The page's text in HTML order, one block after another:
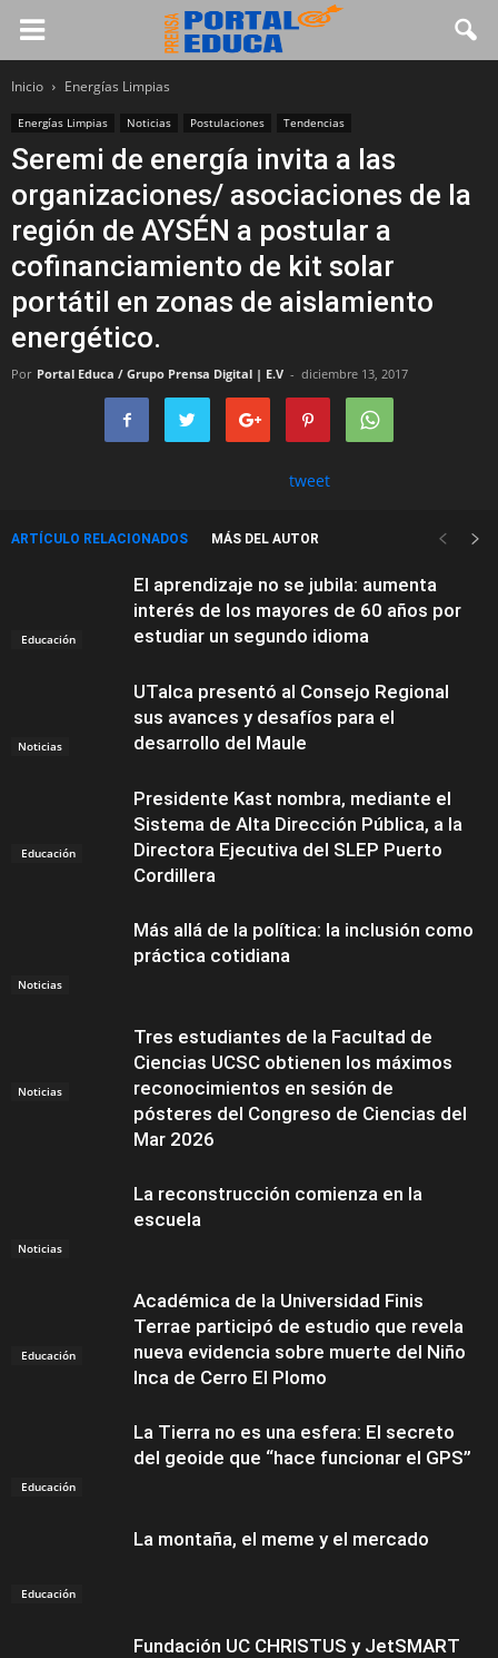
Inicio Energías Limpias
Energías Limpias Noticias Postulaciones Tendencias
Seremi de energía invita a las
organizaciones/ asociaciones de la
región de AYSÉN a postular a
cofinanciamiento de kit solar
portátil en zonas de aislamiento
energético.
Por Portal Educa / Grupo Prensa Digital | E.V - diciembre 13, 2017
tweet
ARTÍCULO RELACIONADOS MÁS DEL AUTOR
Educación
El aprendizaje no se jubila: aumenta
interés de los mayores de 60 años por
estudiar un segundo idioma
Noticias
UTalca presentó al Consejo Regional
sus avances y desafíos para el
desarrollo del Maule
Educación
Presidente Kast nombra, mediante el
Sistema de Alta Dirección Pública, a la
Directora Ejecutiva del SLEP Puerto
Cordillera
Noticias
Más allá de la política: la inclusión como
práctica cotidiana
Noticias
Tres estudiantes de la Facultad de
Ciencias UCSC obtienen los máximos
reconocimientos en sesión de
pósteres del Congreso de Ciencias del
Mar 2026
Noticias
La reconstrucción comienza en la
escuela
Educación
Académica de la Universidad Finis
Terrae participó de estudio que revela
nueva evidencia sobre muerte del Niño
Inca de Cerro El Plomo
Educación
La Tierra no es una esfera: El secreto
del geoide que “hace funcionar el GPS”
Educación
La montaña, el meme y el mercado
Fundación UC CHRISTUS y JetSMART